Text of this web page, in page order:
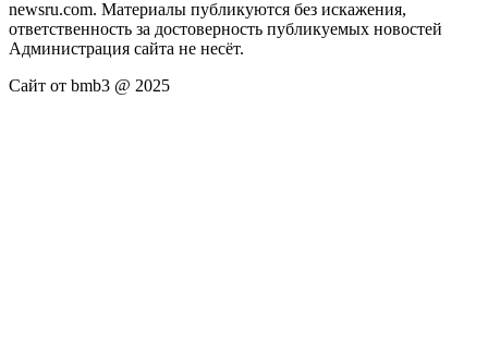
newsru.com. Материалы публикуются без искажения,
ответственность за достоверность публикуемых новостей
Администрация сайта не несёт.
Сайт от bmb3 @ 2025